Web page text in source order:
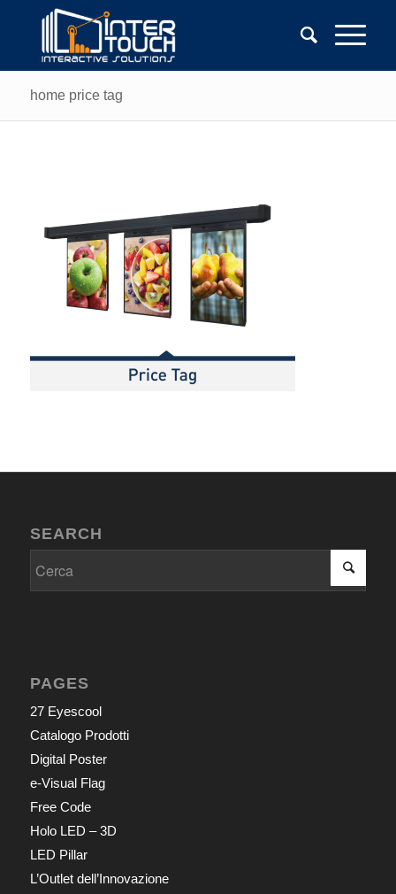
home price tag
SEARCH
PAGES
27 Eyescool
Catalogo Prodotti
Digital Poster
e-Visual Flag
Free Code
Holo LED – 3D
LED Pillar
L’Outlet dell’Innovazione